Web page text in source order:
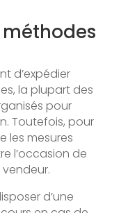
méthodes
d’expédier
la plupart des
pour
Toutefois, pour
les mesures
l’occasion de
d’une